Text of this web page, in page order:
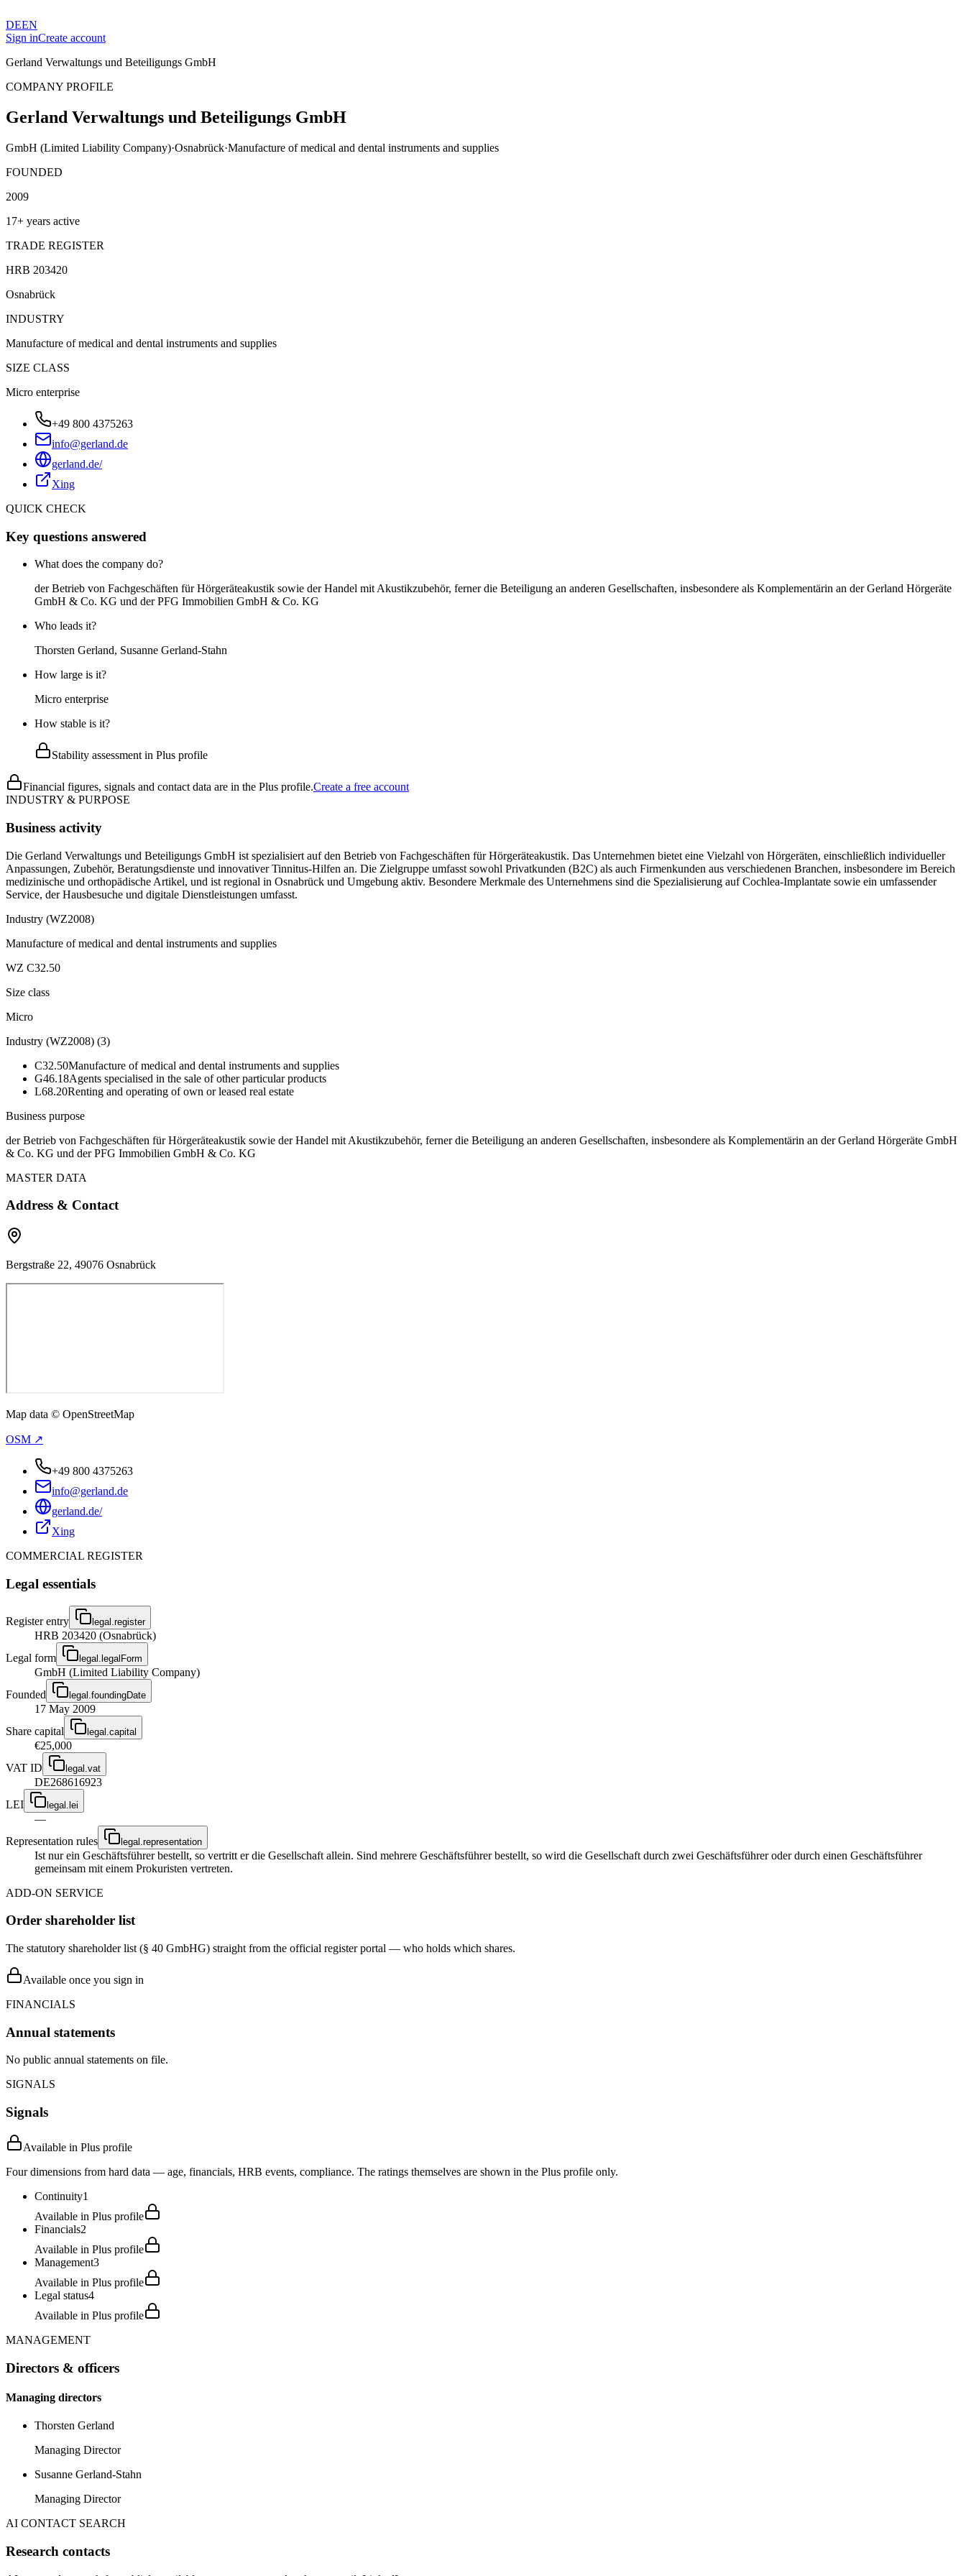
DEEN
Sign inCreate account
Gerland Verwaltungs und Beteiligungs GmbH
COMPANY PROFILE
Gerland Verwaltungs und Beteiligungs GmbH
GmbH (Limited Liability Company)·Osnabrück·Manufacture of medical and dental instruments and supplies
FOUNDED
2009
17+ years active
TRADE REGISTER
HRB 203420
Osnabrück
INDUSTRY
Manufacture of medical and dental instruments and supplies
SIZE CLASS
Micro enterprise
+49 800 4375263
info@gerland.de
gerland.de/
Xing
QUICK CHECK
Key questions answered
What does the company do?
der Betrieb von Fachgeschäften für Hörgeräteakustik sowie der Handel mit Akustikzubehör, ferner die Beteiligung an anderen Gesellschaften, insbesondere als Komplementärin an der Gerland Hörgeräte
GmbH & Co. KG und der PFG Immobilien GmbH & Co. KG
Who leads it?
Thorsten Gerland, Susanne Gerland-Stahn
How large is it?
Micro enterprise
How stable is it?
Stability assessment in Plus profile
Financial figures, signals and contact data are in the Plus profile.Create a free account
INDUSTRY & PURPOSE
Business activity
Die Gerland Verwaltungs und Beteiligungs GmbH ist spezialisiert auf den Betrieb von Fachgeschäften für Hörgeräteakustik. Das Unternehmen bietet eine Vielzahl von Hörgeräten, einschließlich individueller
Anpassungen, Zubehör, Beratungsdienste und innovativer Tinnitus-Hilfen an. Die Zielgruppe umfasst sowohl Privatkunden (B2C) als auch Firmenkunden aus verschiedenen Branchen, insbesondere im Bereich
medizinische und orthopädische Artikel, und ist regional in Osnabrück und Umgebung aktiv. Besondere Merkmale des Unternehmens sind die Spezialisierung auf Cochlea-Implantate sowie ein umfassender
Service, der Hausbesuche und digitale Dienstleistungen umfasst.
Industry (WZ2008)
Manufacture of medical and dental instruments and supplies
WZ C32.50
Size class
Micro
Industry (WZ2008) (3)
C32.50Manufacture of medical and dental instruments and supplies
G46.18Agents specialised in the sale of other particular products
L68.20Renting and operating of own or leased real estate
Business purpose
der Betrieb von Fachgeschäften für Hörgeräteakustik sowie der Handel mit Akustikzubehör, ferner die Beteiligung an anderen Gesellschaften, insbesondere als Komplementärin an der Gerland Hörgeräte GmbH
& Co. KG und der PFG Immobilien GmbH & Co. KG
MASTER DATA
Address & Contact
Bergstraße 22, 49076 Osnabrück
Map data © OpenStreetMap
OSM ↗
+49 800 4375263
info@gerland.de
gerland.de/
Xing
COMMERCIAL REGISTER
Legal essentials
Register entry legal.register
HRB 203420 (Osnabrück)
Legal form
legal.legalForm
GmbH (Limited Liability Company)
Founded
legal.foundingDate
17 May 2009
Share capital
legal.capital
€25,000
VAT ID
legal.vat
DE268616923
LEI
legal.lei
—
Representation rules
legal.representation
Ist nur ein Geschäftsführer bestellt, so vertritt er die Gesellschaft allein. Sind mehrere Geschäftsführer bestellt, so wird die Gesellschaft durch zwei Geschäftsführer oder durch einen Geschäftsführer
gemeinsam mit einem Prokuristen vertreten.
ADD-ON SERVICE
Order shareholder list
The statutory shareholder list (§ 40 GmbHG) straight from the official register portal — who holds which shares.
Available once you sign in
FINANCIALS
Annual statements
No public annual statements on file.
SIGNALS
Signals
Available in Plus profile
Four dimensions from hard data — age, financials, HRB events, compliance. The ratings themselves are shown in the Plus profile only.
Continuity1
Available in Plus profile
Financials2
Available in Plus profile
Management3
Available in Plus profile
Legal status4
Available in Plus profile
MANAGEMENT
Directors & officers
Managing directors
Thorsten Gerland
Managing Director
Susanne Gerland-Stahn
Managing Director
AI CONTACT SEARCH
Research contacts